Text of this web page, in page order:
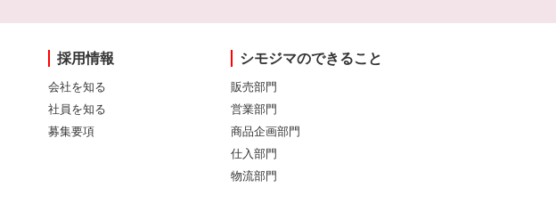
採用情報
会社を知る
社員を知る
募集要項
シモジマのできること
販売部門
営業部門
商品企画部門
仕入部門
物流部門